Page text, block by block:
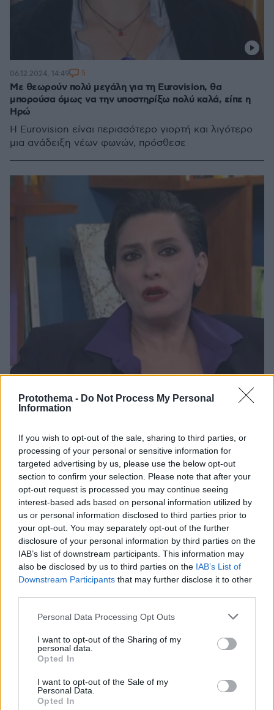
Protothema - Do Not Process My Personal
Information
If you wish to opt-out of the sale, sharing to third parties, or
processing of your personal or sensitive information for
targeted advertising by us, please use the below opt-out
section to confirm your selection. Please note that after your
opt-out request is processed you may continue seeing
interest-based ads based on personal information utilized by
us or personal information disclosed to third parties prior to
your opt-out. You may separately opt-out of the further
disclosure of your personal information by third parties on the
IAB’s list of downstream participants. This information may
also be disclosed by us to third parties on the IAB’s List of
Downstream Participants that may further disclose it to other
Please note that this website/app uses one or more Google
not limited to your visit or usage behaviour. You may click to
grant or deny consent to Google and its third-party tags to
use your data for below specified purposes in below Google
consent section.
Personal Data Processing Opt Outs
I want to opt-out of the Sharing of my
personal data.
Opted In
I want to opt-out of the Sale of my
Personal Data.
Opted In
Με θεωρούν πολύ μεγάλη για τη Eurovision, θα
μπορούσα όμως να την υποστηρίξω πολύ καλά, είπε η
Ηρώ
Η Eurovision είναι περισσότερο γιορτή και λιγότερο
μια ανάδειξη νέων φωνών, πρόσθεσε
06.12.2024, 14:49 5
Ηρώ: Δεν θύμωσα με όσους έλεγαν ότι τα παιδιά
χρειάζονται και τους δυο γονείς, χρειάζονται
εκπαίδευση για να καταλάβουν
Οι κοινωνίες δεν αλλάζουν από τη μία μέρα στην
άλλη, είπε η τραγουδίστρια
10.04.2024, 23:15 10